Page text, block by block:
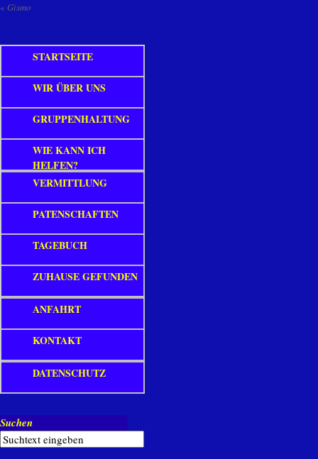
« Gismo
STARTSEITE
WIR ÜBER UNS
GRUPPENHALTUNG
WIE KANN ICH
HELFEN?
VERMITTLUNG
PATENSCHAFTEN
TAGEBUCH
ZUHAUSE GEFUNDEN
ANFAHRT
KONTAKT
DATENSCHUTZ
Suchen